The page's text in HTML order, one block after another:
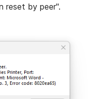
reset by peer".